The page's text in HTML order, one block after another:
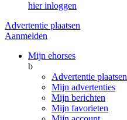
hier inloggen
Advertentie plaatsen
Aanmelden
Mijn ehorses
b
Advertentie plaatsen
Mijn advertenties
Mijn berichten
Mijn favorieten